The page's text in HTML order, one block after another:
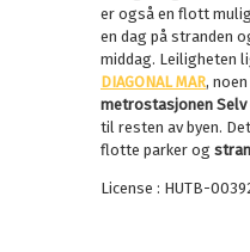
er også en flott
en dag på stranden
middag. Leiligheten
DIAGONAL MAR,
metrostasjonen Selv
til resten av byen.
flotte parker og
License : HUTB-